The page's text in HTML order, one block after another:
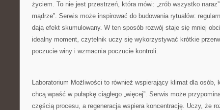
życiem. To nie jest przestrzeń, która mówi: „zrób wszystko
mądrze”. Serwis może inspirować do budowania rytuałów:
dają efekt skumulowany. W ten sposób rozwój staje się mniej
idealny moment, czytelnik uczy się wykorzystywać krótkie
poczucie winy i wzmacnia poczucie kontroli.
Laboratorium Możliwości to również wspierający klimat dla osób,
chcą wpaść w pułapkę ciągłego „więcej”. Serwis może
częścią procesu, a regeneracja wspiera koncentrację. Uczy, że